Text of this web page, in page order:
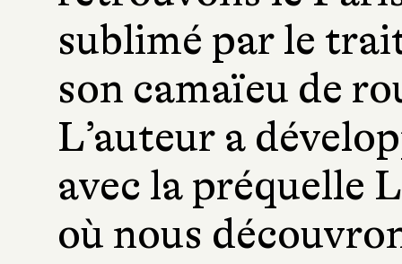
sublimé par le
son camaïeu de
L’auteur a
avec la préquelle
où nous